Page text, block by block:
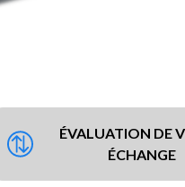
ÉVALUATION DE
ÉCHANGE